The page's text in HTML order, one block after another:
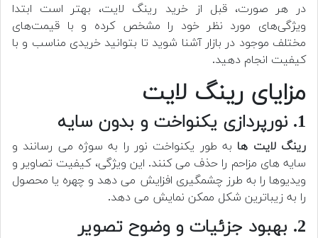
در هر صورت، قبل از خرید رینگ لایت، بهتر است ابتدا
ویژگی‌های مورد نظر خود را مشخص کرده و با قیمت‌های
مختلف موجود در بازار آشنا شوید تا بتوانید خریدی مناسب و با
کیفیت انجام دهید.
مزایای رینگ لایت
1. نورپردازی یکنواخت و بدون سایه
رینگ لایت ها به طور یکنواخت نور را به سوژه می رسانند و
سایه های مزاحم را حذف می کنند. این ویژگی، کیفیت تصاویر و
ویدیوها را به طرز چشمگیری افزایش می دهد و چهره یا محصول
را به زیباترین شکل ممکن نمایش می دهد.
2. بهبود جزئیات و وضوح تصویر